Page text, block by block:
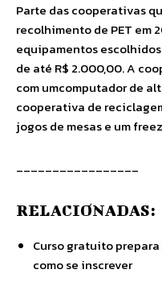
Parte das cooperativas
recolhimento de PET em
equipamentos
de até R$ 2.000,00. A
com umcomputador de
cooperativa de
jogos de mesas e um
_________________
RELACIONADAS:
Curso gratuito
como se inscrever